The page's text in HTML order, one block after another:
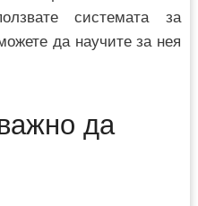
системата за
да научите за нея
да